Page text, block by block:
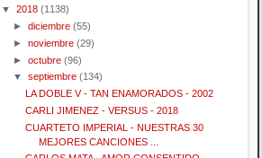
▼ 2018 (1138)
►diciembre (55)
►noviembre (29)
►octubre (96)
▼septiembre (134)
LA DOBLE V - TAN ENAMORADOS - 2002
CARLI JIMENEZ - VERSUS - 2018
CUARTETO IMPERIAL - NUESTRAS 30
MEJORES CANCIONES ...